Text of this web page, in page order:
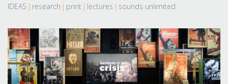
IDEAS
research print lectures sounds unlimited